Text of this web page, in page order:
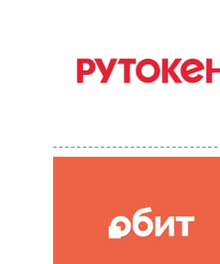
Мобильная связь
Фиксированная связь